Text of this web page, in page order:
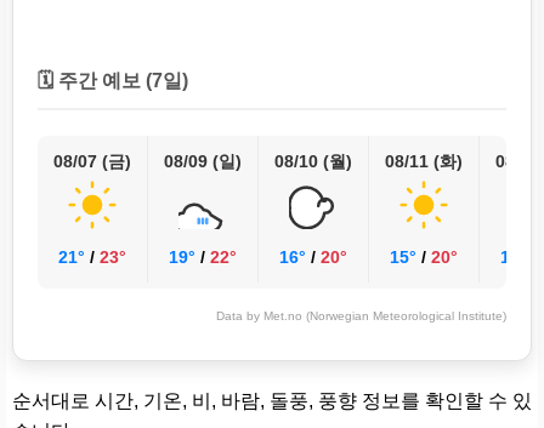
🗓️ 주간 예보 (7일)
08/07 (금)
21° / 23°
08/09 (일)
19° / 22°
08/10 (월)
16° / 20°
08/11 (화)
15° / 20°
08/12
18°
Data by Met.no (Norwegian Meteorological Institute)
순서대로 시간, 기온, 비, 바람, 돌풍, 풍향 정보를 확인할 수 있